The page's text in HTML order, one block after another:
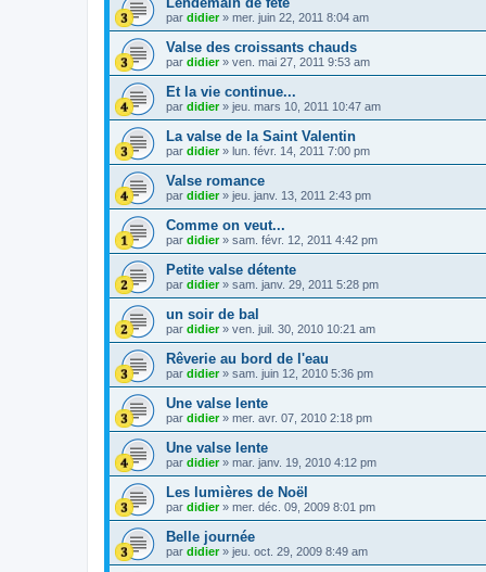
par didier» mer. juin 22, 2011 8:04 am
Valse des croissants chauds
par didier» ven. mai 27, 2011 9:53 am
Et la vie continue...
par didier» jeu. mars 10, 2011 10:47 am
La valse de la Saint Valentin
par didier» lun. févr. 14, 2011 7:00 pm
Valse romance
par didier» jeu. janv. 13, 2011 2:43 pm
Comme on veut...
par didier» sam. févr. 12, 2011 4:42 pm
Petite valse détente
par didier» sam. janv. 29, 2011 5:28 pm
un soir de bal
par didier» ven. juil. 30, 2010 10:21 am
Rêverie au bord de l'eau
par didier» sam. juin 12, 2010 5:36 pm
Une valse lente
par didier» mer. avr. 07, 2010 2:18 pm
Une valse lente
par didier» mar. janv. 19, 2010 4:12 pm
Les lumières de Noël
par didier» mer. déc. 09, 2009 8:01 pm
Belle journée
par didier» jeu. oct. 29, 2009 8:49 am